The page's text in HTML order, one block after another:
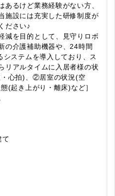
あるけど業務経験がない方、
施設には充実した研修制度が
ださい♪
減を目的として、見守りロボ
の介護補助機器や、24時間
ステムを導入しており、ス
リアルタイムに入居者様の状
心拍)、②居室の状況(空
(起き上がり・離床)など］
て